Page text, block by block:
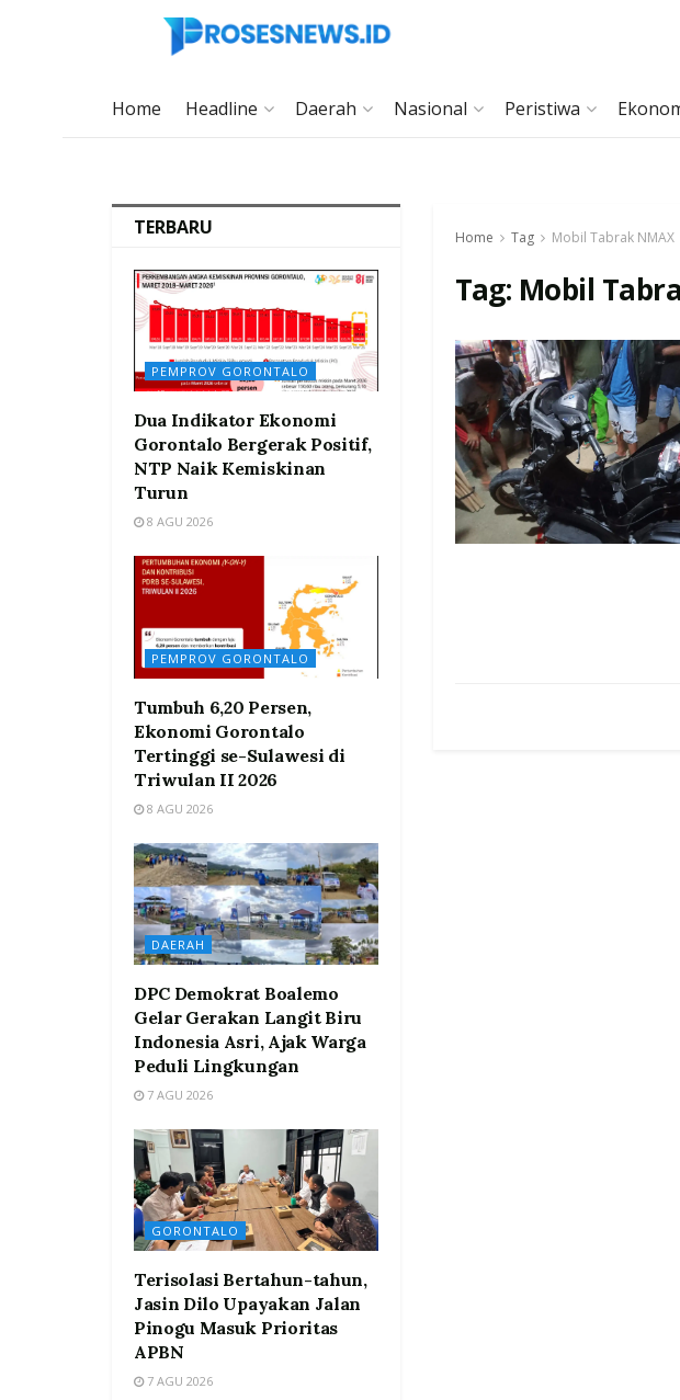
Home Headline Daerah Nasional Peristiwa
Home Tag Mobil Tabrak NMAX
Tag: Mobil
TERBARU
PEMPROV GORONTALO
Dua Indikator Ekonomi
Gorontalo Bergerak Positif,
NTP Naik Kemiskinan
Turun
8 AGU 2026
PEMPROV GORONTALO
Tumbuh 6,20 Persen,
Ekonomi Gorontalo
Tertinggi se-Sulawesi di
Triwulan II 2026
8 AGU 2026
DAERAH
DPC Demokrat Boalemo
Gelar Gerakan Langit Biru
Indonesia Asri, Ajak Warga
Peduli Lingkungan
7 AGU 2026
GORONTALO
Terisolasi Bertahun-tahun,
Jasin Dilo Upayakan Jalan
Pinogu Masuk Prioritas
APBN
7 AGU 2026